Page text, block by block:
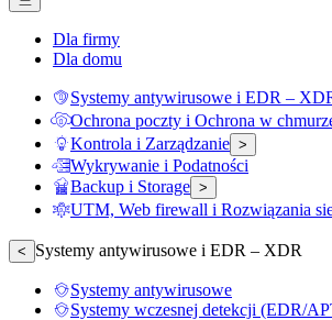
Dla firmy
Dla domu
Systemy antywirusowe i EDR –
Ochrona poczty i Ochrona w
Kontrola i Zarządzanie >
Wykrywanie i Podatności
Backup i Storage >
UTM, Web firewall i Rozwiązania
< Systemy antywirusowe i EDR – XDR
Systemy antywirusowe
Systemy wczesnej detekcji (EDR/